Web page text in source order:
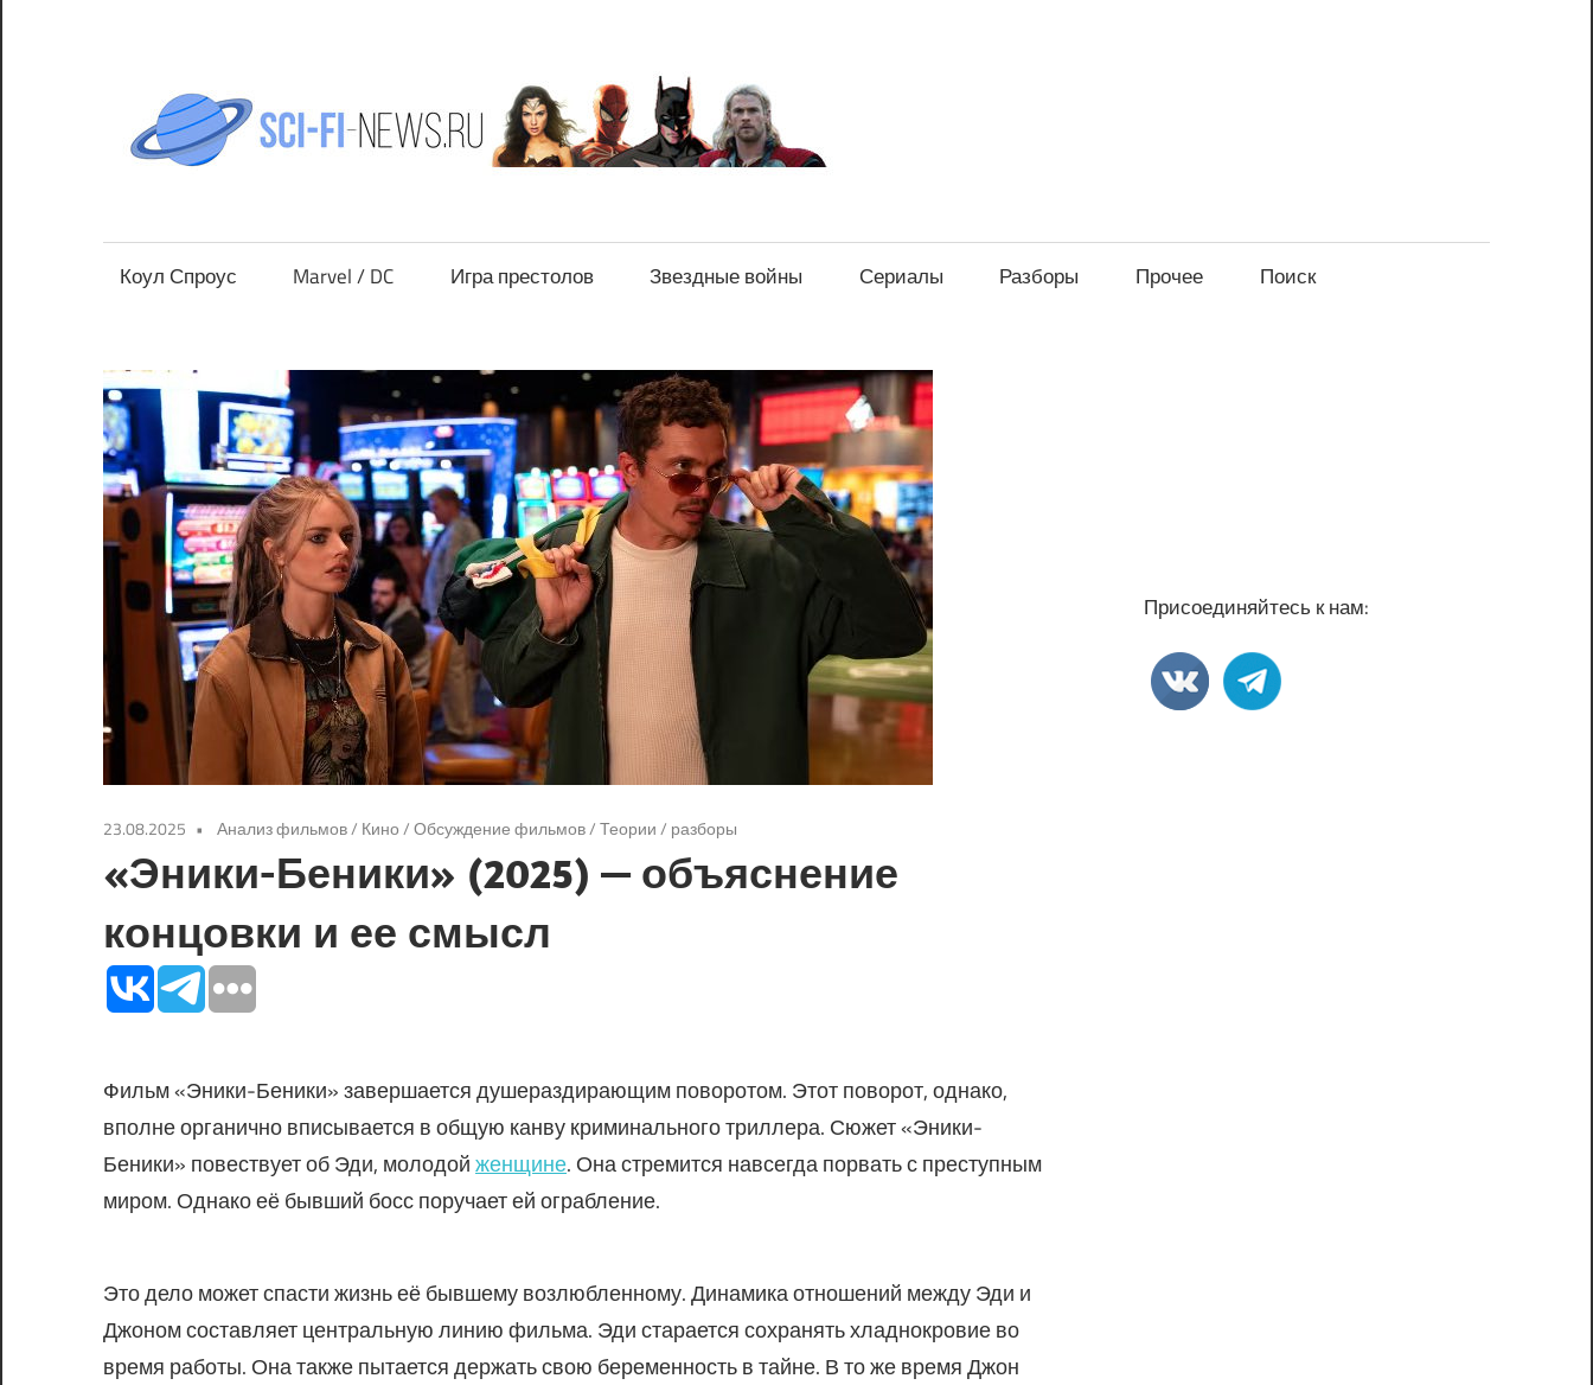
news.ru
Коул Спроус Marvel / DC Игра престолов Звездные войны Сериалы Разборы Прочее Поиск
23.08.2025 Анализ фильмов/ Кино/Обсуждение фильмов/Теории / разборы
«Эники-Беники» (2025) — объяснение
концовки и ее смысл
Фильм «Эники-Беники» завершается душераздирающим поворотом. Этот поворот, однако,
вполне органично вписывается в общую канву криминального триллера. Сюжет «Эники-
Беники» повествует об Эди, молодойженщине. Она стремится навсегда порвать с преступным
миром. Однако её бывший босс поручает ей ограбление.
Это дело может спасти жизнь её бывшему возлюбленному. Динамика отношений между Эди и
Джоном составляет центральную линию фильма. Эди старается сохранять хладнокровие во
время работы. Она также пытается держать свою беременность в тайне. В то же время Джон
Присоединяйтесь к нам: